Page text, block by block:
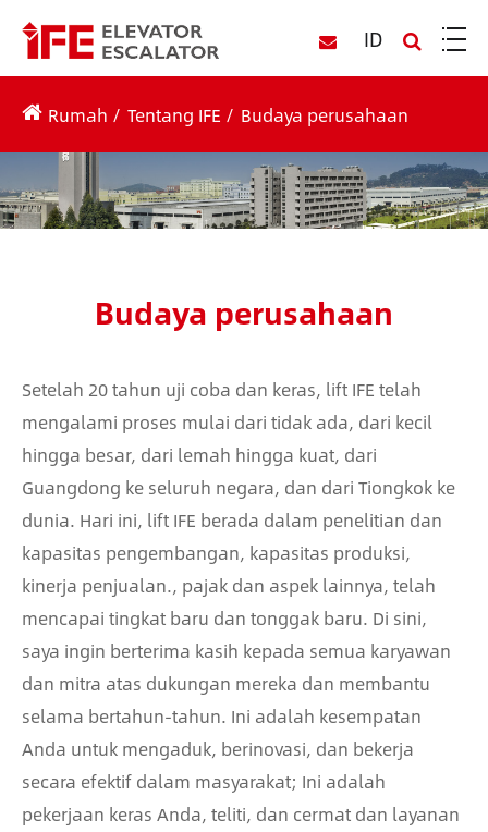
ID
Rumah Tentang IFE Budaya perusahaan
Budaya perusahaan
Setelah 20 tahun uji coba dan keras, lift IFE telah
mengalami proses mulai dari tidak ada, dari kecil
hingga besar, dari lemah hingga kuat, dari
Guangdong ke seluruh negara, dan dari Tiongkok ke
dunia. Hari ini, lift IFE berada dalam penelitian dan
kapasitas pengembangan, kapasitas produksi,
kinerja penjualan., pajak dan aspek lainnya, telah
mencapai tingkat baru dan tonggak baru. Di sini,
saya ingin berterima kasih kepada semua karyawan
dan mitra atas dukungan mereka dan membantu
selama bertahun-tahun. Ini adalah kesempatan
Anda untuk mengaduk, berinovasi, dan bekerja
secara efektif dalam masyarakat; Ini adalah
pekerjaan keras Anda, teliti, dan cermat dan layanan